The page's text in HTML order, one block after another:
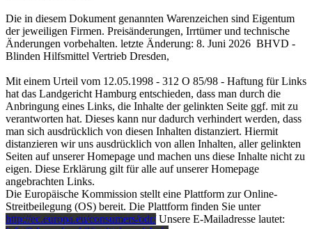
Die in diesem Dokument genannten Warenzeichen sind Eigentum
der jeweiligen Firmen. Preisänderungen, Irrtümer und technische
Änderungen vorbehalten. letzte Änderung: 8. Juni 2026 BHVD -
Blinden Hilfsmittel Vertrieb Dresden,
Mit einem Urteil vom 12.05.1998 - 312 O 85/98 - Haftung für Links
hat das Landgericht Hamburg entschieden, dass man durch die
Anbringung eines Links, die Inhalte der gelinkten Seite ggf. mit zu
verantworten hat. Dieses kann nur dadurch verhindert werden, dass
man sich ausdrücklich von diesen Inhalten distanziert. Hiermit
distanzieren wir uns ausdrücklich von allen Inhalten, aller gelinkten
Seiten auf unserer Homepage und machen uns diese Inhalte nicht zu
eigen. Diese Erklärung gilt für alle auf unserer Homepage
angebrachten Links.
Die Europäische Kommission stellt eine Plattform zur Online-
Streitbeilegung (OS) bereit. Die Plattform finden Sie unter
http://ec.europa.eu/consumers/odr/Unsere E-Mailadresse lautet: